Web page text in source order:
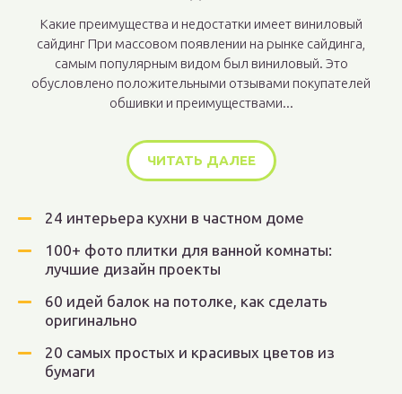
Какие преимущества и недостатки имеет виниловый
сайдинг При массовом появлении на рынке сайдинга,
самым популярным видом был виниловый. Это
обусловлено положительными отзывами покупателей
обшивки и преимуществами...
ЧИТАТЬ ДАЛЕЕ
24 интерьера кухни в частном доме
100+ фото плитки для ванной комнаты:
лучшие дизайн проекты
60 идей балок на потолке, как сделать
оригинально
20 самых простых и красивых цветов из
бумаги